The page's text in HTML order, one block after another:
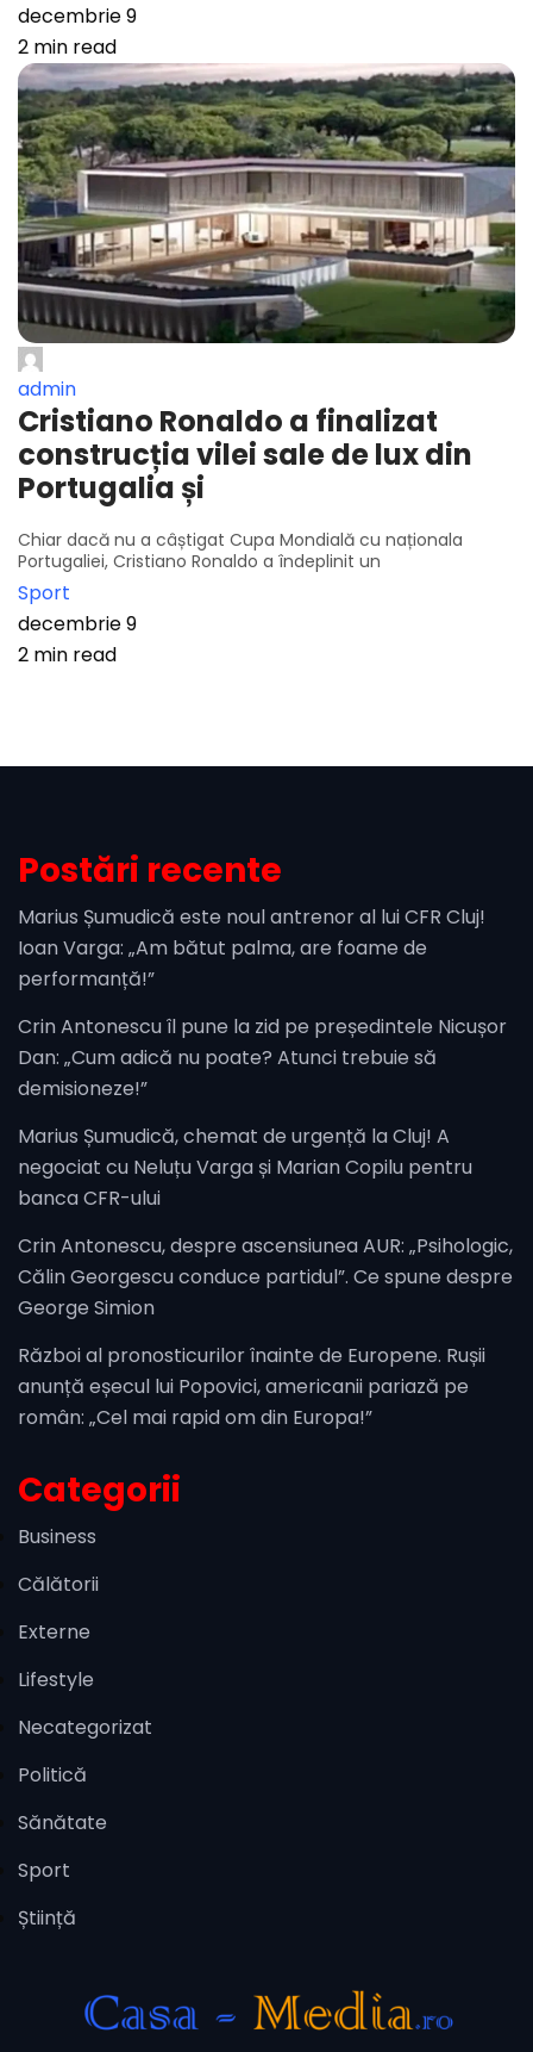
decembrie 9
2 min read
admin
Cristiano Ronaldo a finalizat
construcția vilei sale de lux din
Portugalia și
Chiar dacă nu a câștigat Cupa Mondială cu naționala
Portugaliei, Cristiano Ronaldo a îndeplinit un
Sport
decembrie 9
2 min read
Postări recente
Marius Șumudică este noul antrenor al lui CFR Cluj!
Ioan Varga: „Am bătut palma, are foame de
performanță!”
Crin Antonescu îl pune la zid pe președintele Nicușor
Dan: „Cum adică nu poate? Atunci trebuie să
demisioneze!”
Marius Șumudică, chemat de urgență la Cluj! A
negociat cu Neluțu Varga și Marian Copilu pentru
banca CFR-ului
Crin Antonescu, despre ascensiunea AUR: „Psihologic,
Călin Georgescu conduce partidul”. Ce spune despre
George Simion
Război al pronosticurilor înainte de Europene. Rușii
anunță eșecul lui Popovici, americanii pariază pe
român: „Cel mai rapid om din Europa!”
Categorii
Business
Călătorii
Externe
Lifestyle
Necategorizat
Politică
Sănătate
Sport
Știință